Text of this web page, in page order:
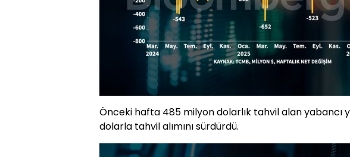
Önceki hafta 485 milyon dolarlık tahvil alan yabancı
dolarla tahvil alımını sürdürdü.